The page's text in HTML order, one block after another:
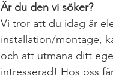
Är du den vi söker?
Vi tror att du idag är
installation/montage,
och att utmana ditt
intresserad! Hos oss